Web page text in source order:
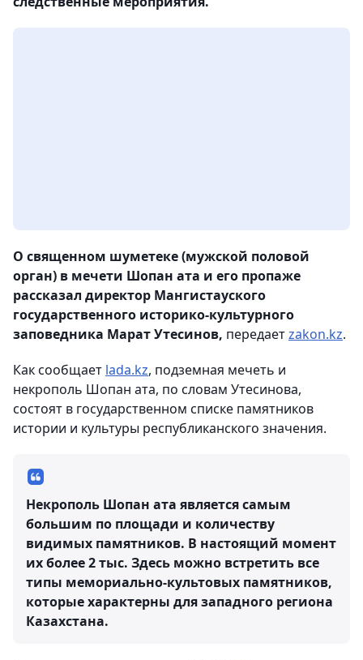
О священном шуметеке (мужской половой
орган) в мечети Шопан ата и его пропаже
рассказал директор Мангистауского
государственного историко-культурного
заповедника Марат Утесинов, передаетzakon.kz.
Как сообщает lada.kz, подземная мечеть и
некрополь Шопан ата, по словам Утесинова,
состоят в государственном списке памятников
истории и культуры республиканского значения.
Некрополь Шопан ата является самым
большим по площади и количеству
видимых памятников. В настоящий момент
их более 2 тыс. Здесь можно встретить все
типы мемориально-культовых памятников,
которые характерны для западного региона
Казахстана.